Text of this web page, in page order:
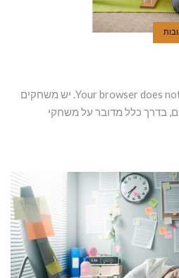
Your browser does not support the audio element. יש משחקים
בדרך כלל מדובר על משחקי